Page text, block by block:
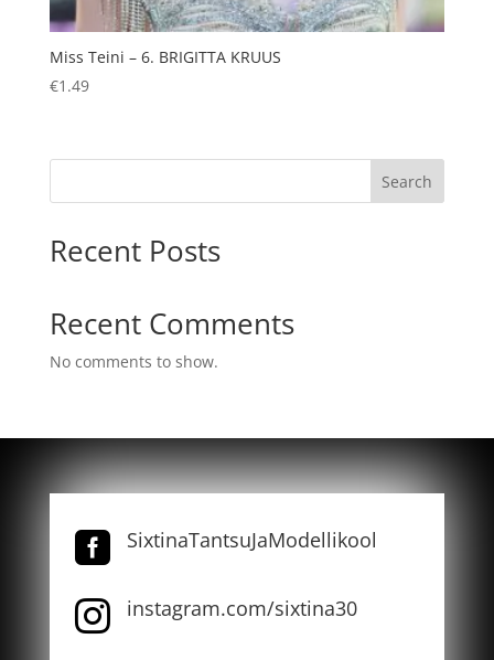
Miss Teini – 6. BRIGITTA KRUUS
€1.49
Search
Recent Posts
Recent Comments
No comments to show.
 SixtinaTantsuJaModellikool
 instagram.com/sixtina30